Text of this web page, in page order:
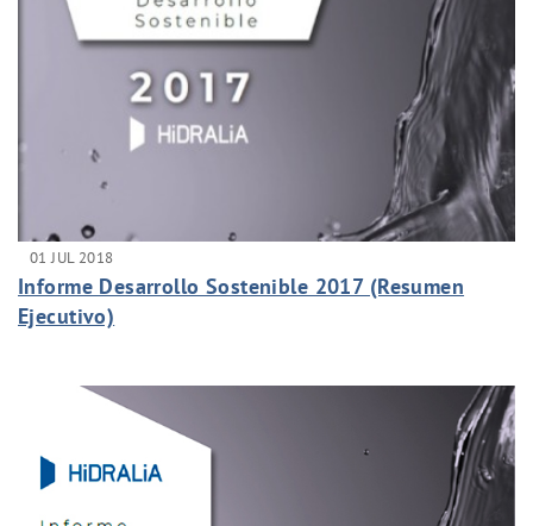
01 JUL 2018
Informe Desarrollo Sostenible 2017 (Resumen
Ejecutivo)